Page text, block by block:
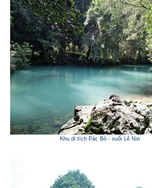
Khu di tích Pác Bó - suối Lê Nin